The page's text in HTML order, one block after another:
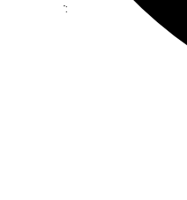
Compartir: